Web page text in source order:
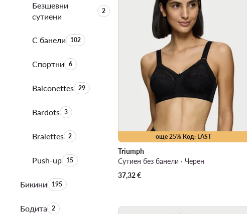
Безшевни
сутиени
Брой на продуктите:
2
С банелиБрой на продуктите:
102
СпортниБрой на продуктите:
6
BalconettesБрой на продуктите:
29
BardotsБрой на продуктите:
3
BralettesБрой на продуктите:
2
Push-upБрой на продуктите:
15
БикиниБрой на продуктите:
195
БодитаБрой на продуктите:
2
още 25% Код: LAST
Triumph
Сутиен без банели · Черен
37,32€